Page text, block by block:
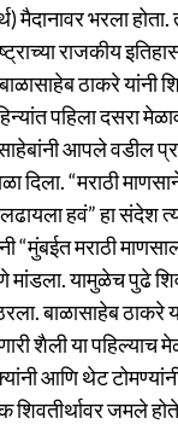
मैदानावर भरला
राजकीय
ठाकरे यांनी
पहिला दसरा
आपले वडील
दिला. “मराठी
हवं” हा संदेश
“मुंबईत मराठी
मांडला. यामुळेच पुढे
बाळासाहेब ठाकरे
शैली या पहिल्याच
आणि थेट
शिवतीर्थावर जमले